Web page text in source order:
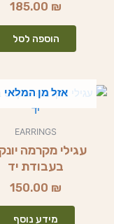
185.00 ₪
הוספה לסל
אזל מן המלאי
EARRINGS
עגילי מקרמה
בעבודת יד
150.00 ₪
מידע נוסף